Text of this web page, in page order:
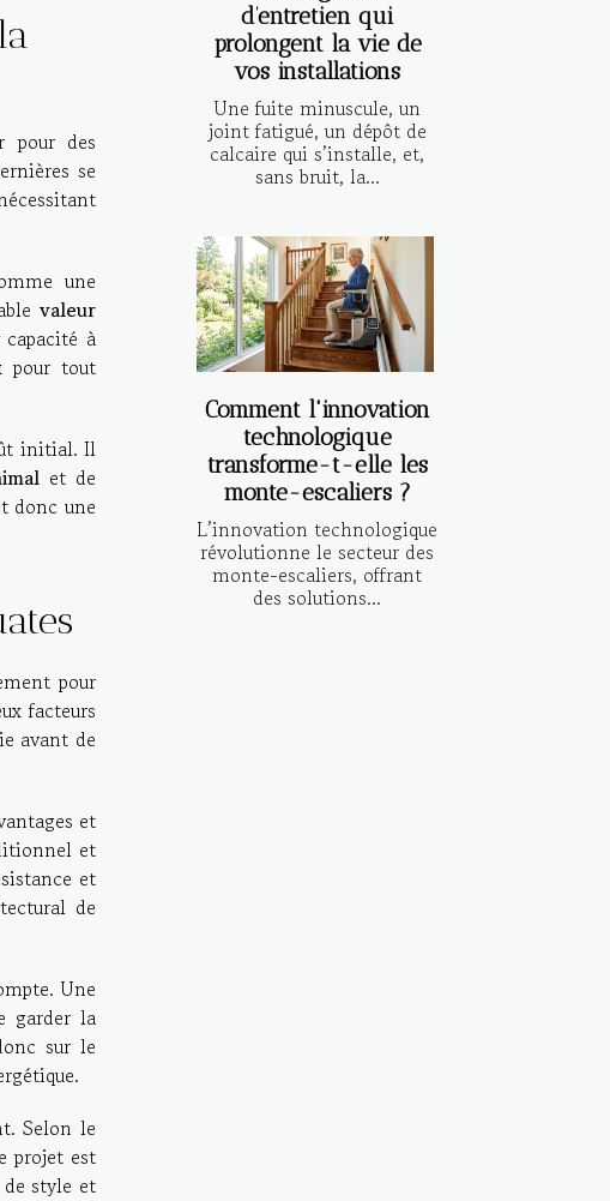
pour des
se
une
valeur
à
pour tout
initial. Il
et de
donc une
pour
facteurs
avant de
et
et
et
de
Une
garder la
sur le
Selon le
projet est
style et
d’entretien qui
prolongent la vie de
vos installations
Une fuite minuscule, un
joint fatigué, un dépôt de
calcaire qui s’installe, et,
sans bruit, la...
Comment l'innovation
technologique
transforme-t-elle les
monte-escaliers ?
L’innovation technologique
révolutionne le secteur des
monte-escaliers, offrant
des solutions...